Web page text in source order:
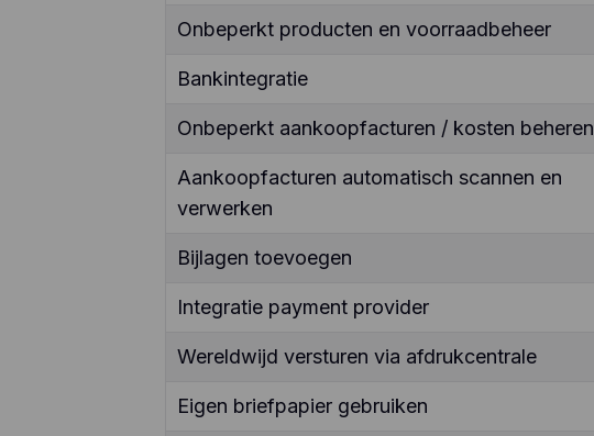
Onbeperkt producten en voorraadbeheer
Bankintegratie
Onbeperkt aankoopfacturen / kosten beheren
Aankoopfacturen automatisch scannen en
verwerken
Bijlagen toevoegen
Integratie payment provider
Wereldwijd versturen via afdrukcentrale
Eigen briefpapier gebruiken